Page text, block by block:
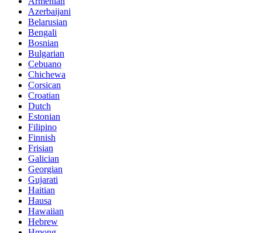
Azerbaijani
Belarusian
Bengali
Bosnian
Bulgarian
Cebuano
Chichewa
Corsican
Croatian
Dutch
Estonian
Filipino
Finnish
Frisian
Galician
Georgian
Gujarati
Haitian
Hausa
Hawaiian
Hebrew